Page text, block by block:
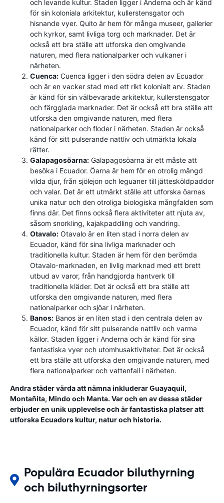
och levande kultur. Staden ligger i Anderna och är känd
för sin koloniala arkitektur, kullerstensgator och
hisnande vyer. Quito är hem för många museer, gallerier
och kyrkor, samt livliga torg och marknader. Det är
också ett bra ställe att utforska den omgivande
naturen, med flera nationalparker och vulkaner i
närheten.
Cuenca: Cuenca ligger i den södra delen av Ecuador
och är en vacker stad med ett rikt kolonialt arv. Staden
är känd för sin välbevarade arkitektur, kullerstensgator
och färgglada marknader. Det är också ett bra ställe att
utforska den omgivande naturen, med flera
nationalparker och floder i närheten. Staden är också
känd för sitt pulserande nattliv och utmärkta lokala
rätter.
Galapagosöarna: Galapagosöarna är ett måste att
besöka i Ecuador. Öarna är hem för en otrolig mängd
vilda djur, från sjölejon och leguaner till jättesköldpaddor
och valar. Det är ett utmärkt ställe att utforska öarnas
unika natur och den otroliga biologiska mångfalden som
finns där. Det finns också flera aktiviteter att njuta av,
såsom snorkling, kajakpaddling och vandring.
Otavalo: Otavalo är en liten stad i norra delen av
Ecuador, känd för sina livliga marknader och
traditionella kultur. Staden är hem för den berömda
Otavalo-marknaden, en livlig marknad med ett brett
utbud av varor, från handgjorda hantverk till
traditionella kläder. Det är också ett bra ställe att
utforska den omgivande naturen, med flera
nationalparker och sjöar i närheten.
Banos: Banos är en liten stad i den centrala delen av
Ecuador, känd för sitt pulserande nattliv och varma
källor. Staden ligger i Anderna och är känd för sina
fantastiska vyer och utomhusaktiviteter. Det är också
ett bra ställe att utforska den omgivande naturen, med
flera nationalparker och vattenfall i närheten.
Andra städer värda att nämna inkluderar Guayaquil,
Montañita, Mindo och Manta. Var och en av dessa städer
erbjuder en unik upplevelse och är fantastiska platser att
utforska Ecuadors kultur, natur och historia.
Populära Ecuador biluthyrning
och biluthyrningsorter